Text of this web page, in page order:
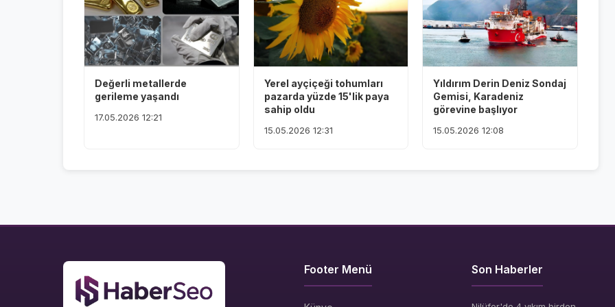
Değerli metallerde
gerileme yaşandı
17.05.2026 12:21
Yerel ayçiçeği tohumları
pazarda yüzde 15'lik paya
sahip oldu
15.05.2026 12:31
Yıldırım Derin Deniz Sondaj
Gemisi, Karadeniz
görevine başlıyor
15.05.2026 12:08
Footer Menü Son Haberler